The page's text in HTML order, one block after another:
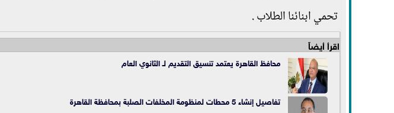
تحمي ابنائنا الطلاب .
اقرأ أيضاً
محافظ القاهرة يعتمد تنسيق التقديم لـ الثانوي العام
تفاصيل إنشاء 5 محطات لمنظومة المخلفات الصلبة ب محافظة القاهرة